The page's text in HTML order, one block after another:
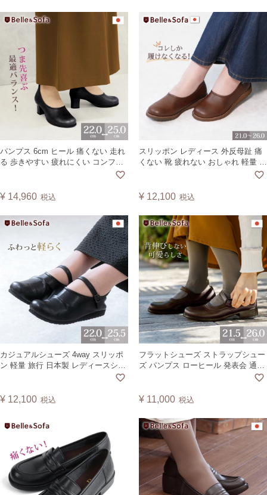
パンプス 6cm ヒール 痛くない 走れ
る 歩きやすい 疲れにくい コンフォ
ートインソール 通勤 通学 リクルー
ゆったり 外反母趾 黒 日本製
¥ 14,960 税込
スリッポン レディース 外反母趾 痛
くない 靴 疲れない おしゃれ 軽量 大
きいサイズ 小さいサイズ コンフォ
バレエシューズ シンプル フラット
¥ 12,100 税込
カジュアルシューズ 4way スリッポ
ン 軽量 旅行 日本製 レディースシュ
¥ 12,100 税込
フラットシューズ ストラップシュー
ズ パンプス ローヒール 発表会 通勤
通学 入学式 冠婚葬祭 婦人靴 レディ
ShoesNo.A6594
¥ 11,000 税込